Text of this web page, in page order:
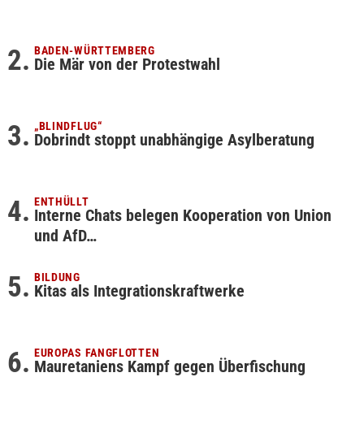
BADEN-WÜRTTEMBERG
Die Mär von der Protestwahl
„BLINDFLUG“
Dobrindt stoppt unabhängige Asylberatung
ENTHÜLLT
Interne Chats belegen Kooperation von Union
und AfD…
BILDUNG
Kitas als Integrationskraftwerke
EUROPAS FANGFLOTTEN
Mauretaniens Kampf gegen Überfischung